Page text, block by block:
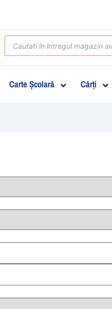
Carte Şcolară Cărţi